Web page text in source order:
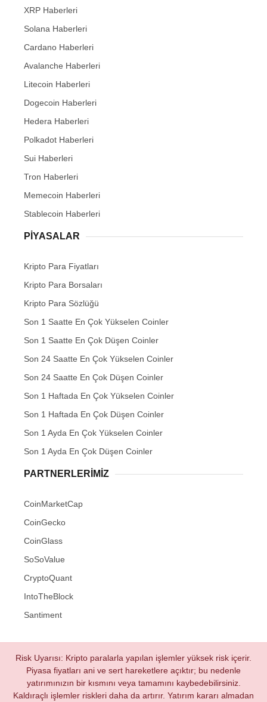
XRP Haberleri
Solana Haberleri
Cardano Haberleri
Avalanche Haberleri
Litecoin Haberleri
Dogecoin Haberleri
Hedera Haberleri
Polkadot Haberleri
Sui Haberleri
Tron Haberleri
Memecoin Haberleri
Stablecoin Haberleri
PIYASALAR
Kripto Para Fiyatları
Kripto Para Borsaları
Kripto Para Sözlüğü
Son 1 Saatte En Çok Yükselen Coinler
Son 1 Saatte En Çok Düşen Coinler
Son 24 Saatte En Çok Yükselen Coinler
Son 24 Saatte En Çok Düşen Coinler
Son 1 Haftada En Çok Yükselen Coinler
Son 1 Haftada En Çok Düşen Coinler
Son 1 Ayda En Çok Yükselen Coinler
Son 1 Ayda En Çok Düşen Coinler
PARTNERLERIMIZ
CoinMarketCap
CoinGecko
CoinGlass
SoSoValue
CryptoQuant
IntoTheBlock
Santiment
Risk Uyarısı: Kripto paralarla yapılan işlemler yüksek risk içerir.
Piyasa fiyatları ani ve sert hareketlere açıktır; bu nedenle
yatırımınızın bir kısmını veya tamamını kaybedebilirsiniz.
Kaldıraçlı işlemler riskleri daha da artırır. Yatırım kararı almadan